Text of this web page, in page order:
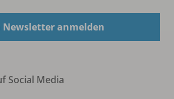
Newsletter anmelden
Social Media